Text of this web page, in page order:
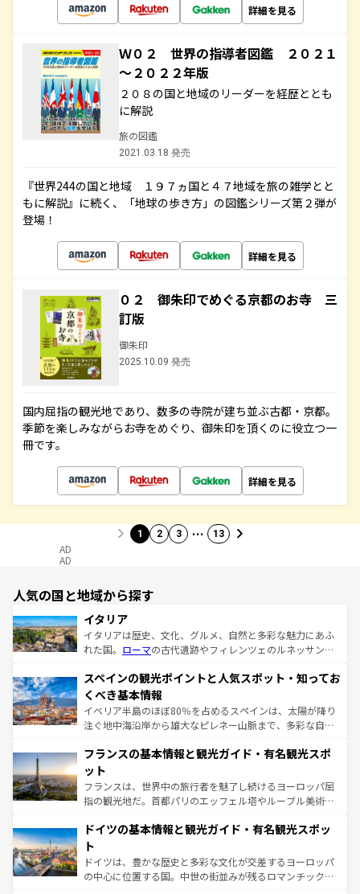
詳細を見る
Ｗ０２ 世界の指導者図鑑 ２０２１
～２０２２年版
２０８の国と地域のリーダーを経歴ととも
に解説
旅の図鑑
2021.03.18 発売
『世界244の国と地域 １９７ヵ国と４７地域を旅の雑学とと
もに解説』に続く、「地球の歩き方」の図鑑シリーズ第２弾が
登場！
詳細を見る
０２ 御朱印でめぐる京都のお寺 三
訂版
御朱印
2025.10.09 発売
国内屈指の観光地であり、数多の寺院が建ち並ぶ古都・京都。
季節を楽しみながらお寺をめぐり、御朱印を頂くのに役立つ一
冊です。
詳細を見る
1 2 3 … 13
AD
AD
人気の国と地域から探す
イタリア
イタリアは歴史、文化、グルメ、自然と多彩な魅力にあふ
れた国。 ローマの古代遺跡やフィレンツェのルネッサンス
ろん、トスカーナの美しい田園風景やアマルフィ海岸の絶
景など、自然景観も見逃せない。観光の合間には、本場の
ピザやパスタなど、絶品のイタリア料理を堪能することも
できる。朝目覚めてから夜眠るまで、すべての瞬間を楽し
なお、新着のイタリア情報はコンテンツ一覧を参照してほ
しい。
スペインの観光ポイントと人気スポット・知ってお
くべき基本情報
イベリア半島のほぼ80％を占めるスペインは、太陽が降り
注ぐ地中海沿岸から雄大なピレネー山脈まで、多彩な自然
文化が根付くこの国では、情熱的なフラメンコ、熱気あふ
れる闘牛、そして美味しいタパスが生活の一部となってい
る。首都マドリードの洗練された雰囲気や、バルセロナの
アートに溢れた街角から、地方では古代ローマ遺跡や中世
せる。地方によって風土や気候が異なるスペインはその個
ンテンツ一覧 を参照してほしい。
フランスの基本情報と観光ガイド・有名観光スポ
ット
フランスは、世界中の旅行者を魅了し続けるヨーロッパ屈
指の観光地だ。首都パリのエッフェル塔やルーブル美術館
で、幅広い魅力が詰まっている。華麗な宮殿、歴史的な大
聖堂、美しいビーチ、そして豊かな自然が、訪れる者を心
から魅了する。また、フランスは美食の国としても知ら
れ、フランス料理はユネスコ無形文化遺産にも登録されて
ドイツの基本情報と観光ガイド・有名観光スポッ
ト
ドイツは、豊かな歴史と多彩な文化が交差するヨーロッパ
の中心に位置する国。中世の街並みが残るロマンチック街